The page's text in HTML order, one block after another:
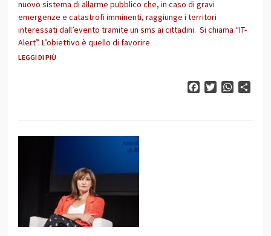
nuovo sistema di allarme pubblico che, in caso di gravi
emergenze e catastrofi imminenti, raggiunge i territori
interessati dall’evento tramite un sms ai cittadini. Si chiama “IT-
Alert”. L’obiettivo è quello di favorire
LEGGI DI PIÙ
FacebookTwitter